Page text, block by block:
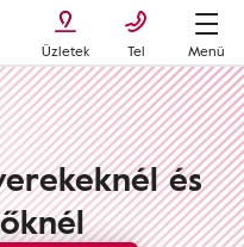
Üzletek Tel
Menü
és